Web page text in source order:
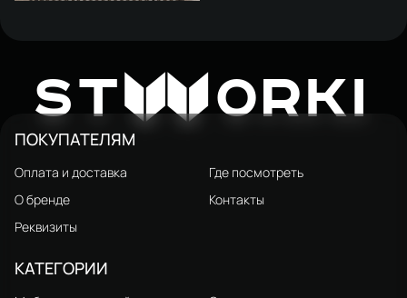
Нюборг 100 напольная
30 399 ₽ 47 998 ₽
STW ORKI
ПОКУПАТЕЛЯМ
Оплата и доставка
Где посмотреть
О бренде
Контакты
Реквизиты
КАТЕГОРИИ